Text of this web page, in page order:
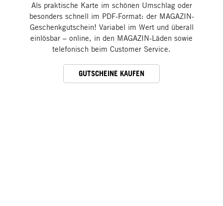
Als praktische Karte im schönen Umschlag oder
besonders schnell im PDF-Format: der MAGAZIN-
Geschenkgutschein! Variabel im Wert und überall
einlösbar – online, in den MAGAZIN-Läden sowie
telefonisch beim Customer Service.
GUTSCHEINE KAUFEN